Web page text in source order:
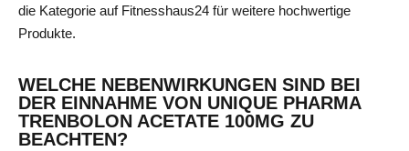
die Kategorie auf Fitnesshaus24 für weitere hochwertige
Produkte.
WELCHE NEBENWIRKUNGEN SIND BEI
DER EINNAHME VON UNIQUE PHARMA
TRENBOLON ACETATE 100MG ZU
BEACHTEN?